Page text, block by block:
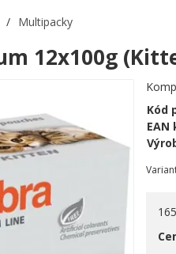
/ Multipacky
12x100g
Kód
EAN